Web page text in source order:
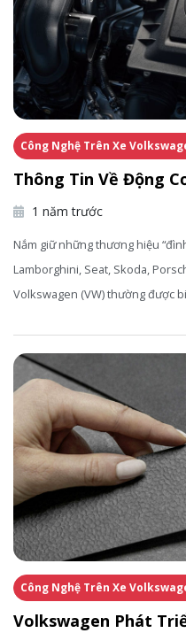
Công Nghệ Trên Xe
Thông Tin Về Động
1 năm trước
Nắm giữ những thương hiệu
Lamborghini, Seat, Skoda,
Volkswagen (VW) thường được
Công Nghệ Trên Xe
Volkswagen Phát